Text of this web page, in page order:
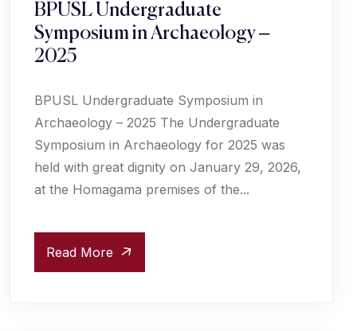
BPUSL Undergraduate
Symposium in Archaeology –
2025
BPUSL Undergraduate Symposium in
Archaeology – 2025 The Undergraduate
Symposium in Archaeology for 2025 was
held with great dignity on January 29, 2026,
at the Homagama premises of the...
Read More